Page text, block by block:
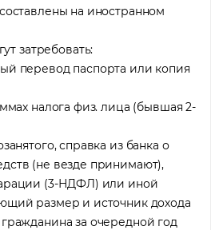
на иностранном
затребовать:
перевод паспорта или копия
налога физ. лица (бывшая 2-
справка из банка о
(не везде принимают),
(3-НДФЛ) или иной
размер и источник дохода
за очередной год